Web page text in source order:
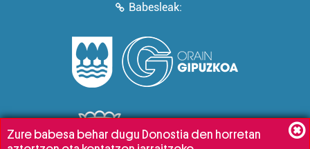
Babesleak:
Zure babesa behar dugu Donostia den horretan